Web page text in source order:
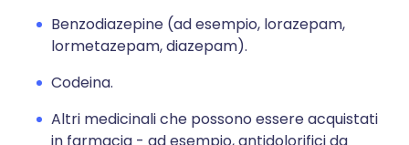
Benzodiazepine (ad esempio, lorazepam,
lormetazepam, diazepam).
Codeina.
Altri medicinali che possono essere acquistati